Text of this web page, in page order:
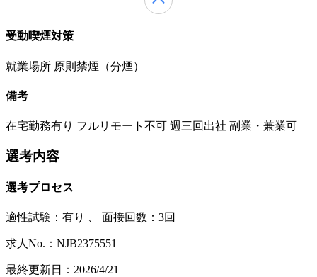
受動喫煙対策
就業場所 原則禁煙（分煙）
備考
在宅勤務有り フルリモート不可 週三回出社 副業・兼業可
選考内容
選考プロセス
適性試験： 有り 面接回数：3回
求人No.：NJB2375551
最終更新日：2026/4/21